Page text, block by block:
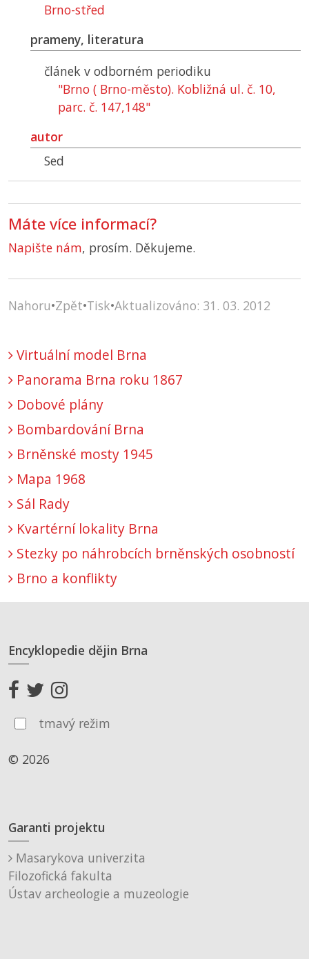
Brno-střed
prameny, literatura
článek v odborném periodiku
"Brno ( Brno-město). Kobližná ul. č. 10,
parc. č. 147,148"
autor
Sed
Máte více informací?
Napište nám, prosím. Děkujeme.
Nahoru•Zpět•Tisk•Aktualizováno: 31. 03. 2012
Virtuální model Brna
Panorama Brna roku 1867
Dobové plány
Bombardování Brna
Brněnské mosty 1945
Mapa 1968
Sál Rady
Kvartérní lokality Brna
Stezky po náhrobcích brněnských osobností
Brno a konflikty
Encyklopedie dějin Brna
tmavý režim
© 2026
Garanti projektu
Masarykova univerzita
Filozofická fakulta
Ústav archeologie a muzeologie